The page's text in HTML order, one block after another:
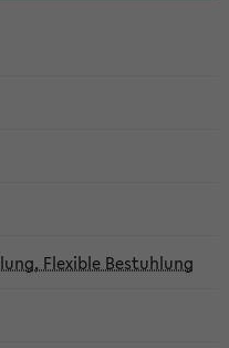
Flexible Bestuhlung